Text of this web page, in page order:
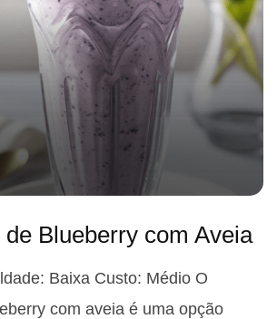
Blueberry com Aveia
Baixa Custo: Médio O
com aveia é uma opção